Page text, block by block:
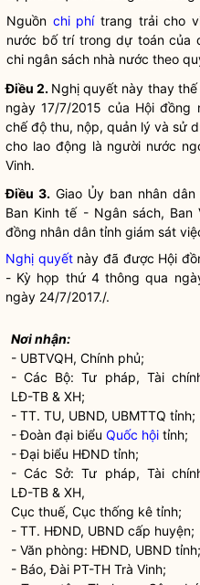
Nguồn chi phítrang trải cho
nước bố trí trong dự toán của
chi ngân sách nhà nước theo
Điều 2. Nghị quyết này thay thế
ngày 17/7/2015 của Hội đồng
chế độ thu, nộp, quản lý và sử
cho lao động là người nước
Vinh.
Điều 3.Giao Ủy ban nhân
Ban Kinh tế - Ngân sách, Ban
đồng nhân dân tỉnh giám sát
Nghị quyếtnày đã được Hội
- Kỳ họp thứ 4 thông qua
ngày 24/7/2017./.
Nơi nhận:
- UBTVQH, Chính phủ;
- Các Bộ: Tư pháp, Tài
LĐ-TB & XH;
- TT. TU, UBND, UBMTTQ tỉnh;
- Đoàn đại biểuQuốc hội tỉnh;
- Đại biểu HĐND tỉnh;
- Các Sở: Tư pháp, Tài
LĐ-TB & XH,
Cục thuế, Cục thống kê tỉnh;
- TT. HĐND, UBND cấp huyện;
- Văn phòng: HĐND, UBND tỉnh;
- Báo, Đài PT-TH Trà Vinh;